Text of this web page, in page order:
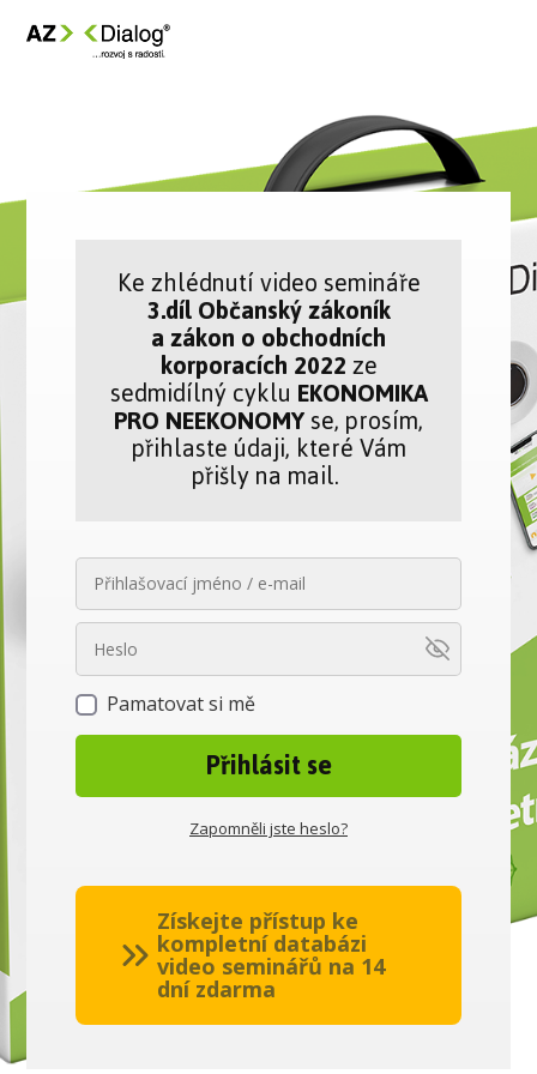
Ke zhlédnutí video semináře
3.díl Občanský zákoník
a zákon o obchodních
korporacích 2022ze
sedmidílný cyklu EKONOMIKA
PRO NEEKONOMYse, prosím,
přihlaste údaji, které Vám
přišly na mail.
Pamatovat si mě
Přihlásit se
Zapomněli jste heslo?
Získejte přístup ke
kompletní databázi
video seminářů na 14
dní zdarma